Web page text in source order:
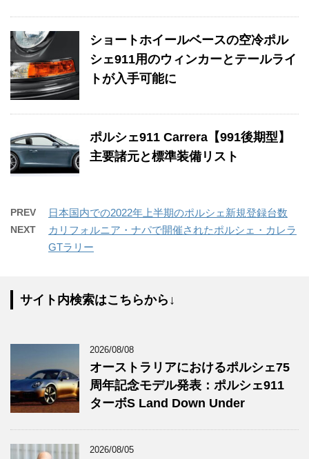
ショートホイールベースの空冷ポル
シェ911用のウィンカーとテールライ
トが入手可能に
ポルシェ911 Carrera【991後期型】
主要諸元と標準装備リスト
PREV 日本国内での2022年上半期のポルシェ新規登録台数
NEXT
カリフォルニア・ナパで開催されたポルシェ・カレラ
GTラリー
サイト内検索はこちらから↓
2026/08/08
オーストラリアにおけるポルシェ75
周年記念モデル発表：ポルシェ911
ターボS Land Down Under
2026/08/05